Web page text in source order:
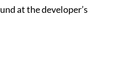
at the developer’s